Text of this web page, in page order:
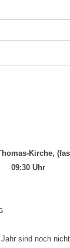
Kirche,
09:30 Uhr
sind noch